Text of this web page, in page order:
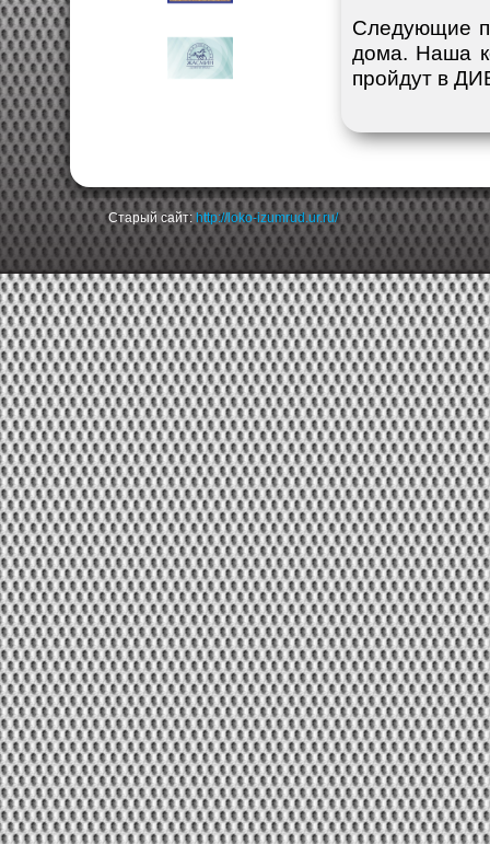
Следующие
дома. Наша
пройдут в
Старый сайт: http://loko-izumrud.ur.ru/